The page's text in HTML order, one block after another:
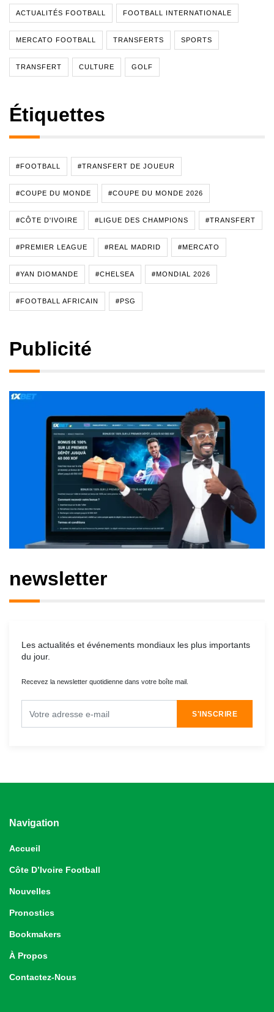
ACTUALITÉS FOOTBALL FOOTBALL INTERNATIONALE
MERCATO FOOTBALL TRANSFERTS SPORTS
TRANSFERT CULTURE GOLF
Étiquettes
#FOOTBALL #TRANSFERT DE JOUEUR
#COUPE DU MONDE #COUPE DU MONDE 2026
#CÔTE D'IVOIRE #LIGUE DES CHAMPIONS #TRANSFERT
#PREMIER LEAGUE #REAL MADRID #MERCATO
#YAN DIOMANDE #CHELSEA #MONDIAL 2026
#FOOTBALL AFRICAIN #PSG
Publicité
newsletter
Les actualités et événements mondiaux les plus importants
du jour.
Recevez la newsletter quotidienne dans votre boîte mail.
S'INSCRIRE
Navigation
Accueil
Côte D’Ivoire Football
Nouvelles
Pronostics
Bookmakers
À Propos
Contactez-Nous